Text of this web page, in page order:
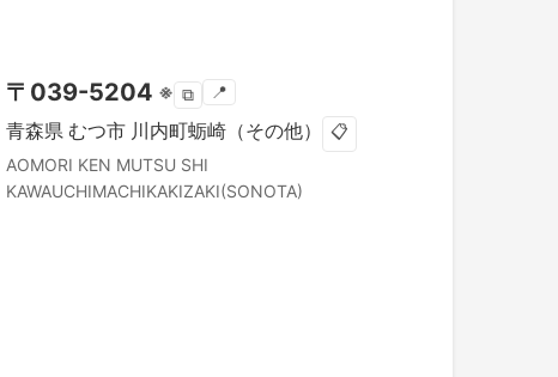
〒 039-5204 ※ ⧉ 📍
青森県 むつ市 川内町蛎崎（その他） 📋
AOMORI KEN MUTSU SHI
KAWAUCHIMACHIKAKIZAKI(SONOTA)